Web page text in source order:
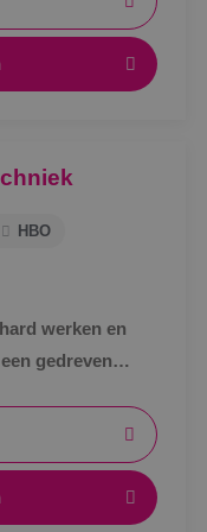
HBO
werken en
gedreven